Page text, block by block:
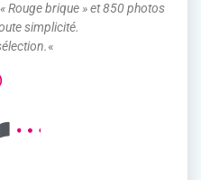
Rouge brique » et 850 photos
simplicité.
«